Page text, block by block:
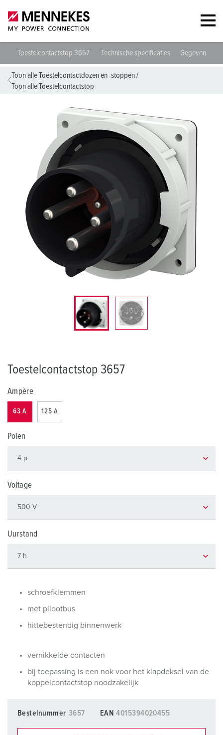
Toestelcontactstop 3657 Technische specificaties
Toon alle Toestelcontactdozen en -stoppen/
Toon alle Toestelcontactstop
Toestelcontactstop 3657
Ampère
63 A 125 A
Polen
Voltage
Uurstand
schroefklemmen
met pilootbus
hittebestendig binnenwerk
vernikkelde contacten
bij toepassing is een nok voor het klapdeksel van de
koppelcontactstop noodzakelijk
Bestelnummer 3657 EAN 4015394020455